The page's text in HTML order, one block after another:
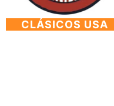
CLÁSICOS USA